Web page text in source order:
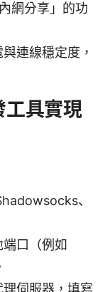
網分享」的功
連線穩定度，
工具實現
、
口（例如